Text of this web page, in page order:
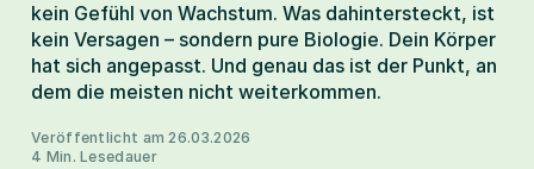
kein Gefühl von Wachstum. Was dahintersteckt, ist
kein Versagen – sondern pure Biologie. Dein Körper
hat sich angepasst. Und genau das ist der Punkt, an
dem die meisten nicht weiterkommen.
Veröffentlicht am 26.03.2026
4 Min. Lesedauer